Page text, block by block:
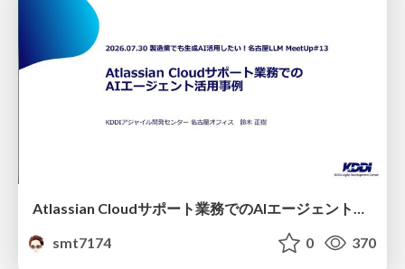
Atlassian Cloudサポート業務でのAIエージェント活用事例
smt7174
0 370